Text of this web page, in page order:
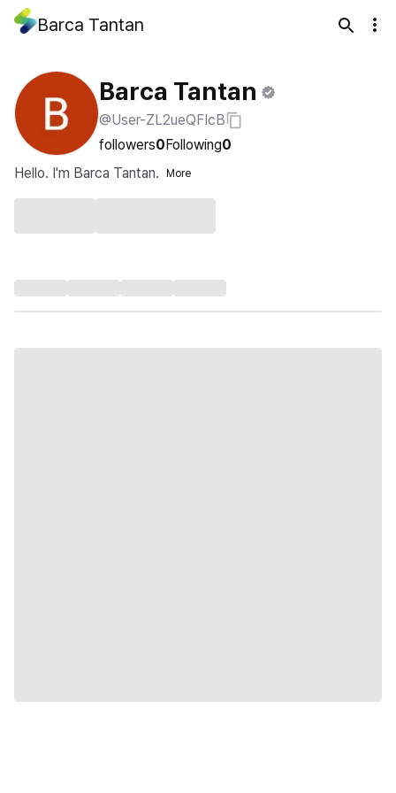
Barca Tantan
Barca Tantan
@User-ZL2ueQFIcB
followers0Following0
Hello. I'm Barca Tantan.
More